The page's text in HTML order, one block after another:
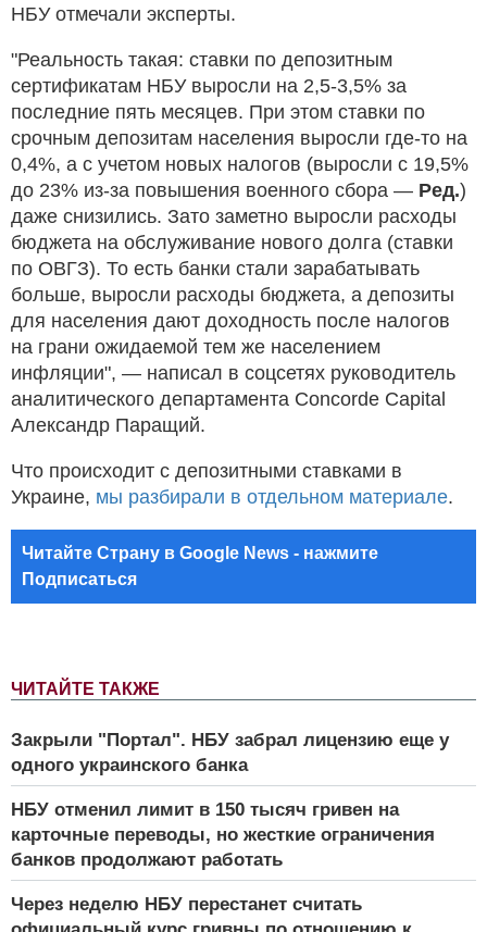
ЧИТАЙТЕ ТАКЖЕ
Закрыли "Портал". НБУ забрал лицензию еще у
одного украинского банка
НБУ отменил лимит в 150 тысяч гривен на
карточные переводы, но жесткие ограничения
банков продолжают работать
Через неделю НБУ перестанет считать
НБУ отмечали эксперты.
"Реальность такая: ставки по депозитным
сертификатам НБУ выросли на 2,5-3,5% за
последние пять месяцев. При этом ставки по
срочным депозитам населения выросли где-то на
0,4%, а с учетом новых налогов (выросли с 19,5%
до 23% из-за повышения военного сбора — Ред.)
даже снизились. Зато заметно выросли расходы
бюджета на обслуживание нового долга (ставки
по ОВГЗ). То есть банки стали зарабатывать
больше, выросли расходы бюджета, а депозиты
для населения дают доходность после налогов
на грани ожидаемой тем же населением
инфляции", — написал в соцсетях руководитель
аналитического департамента Concorde Capital
Александр Паращий.
Что происходит с депозитными ставками в
Украине, мы разбирали в отдельном материале.
Читайте Страну в Google News - нажмите
Подписаться